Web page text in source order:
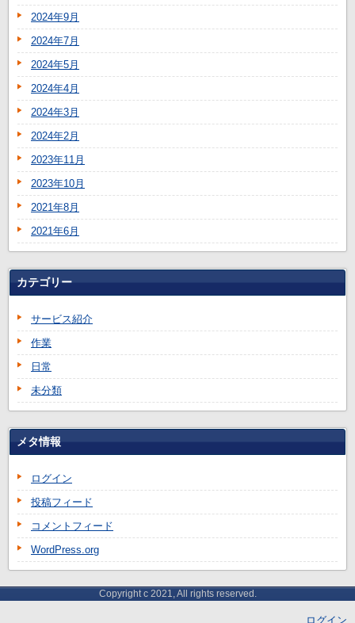
2024年9月
2024年7月
2024年5月
2024年4月
2024年3月
2024年2月
2023年11月
2023年10月
2021年8月
2021年6月
カテゴリー
サービス紹介
作業
日常
未分類
メタ情報
ログイン
投稿フィード
コメントフィード
WordPress.org
Copyright c 2021, All rights reserved.
ログイン